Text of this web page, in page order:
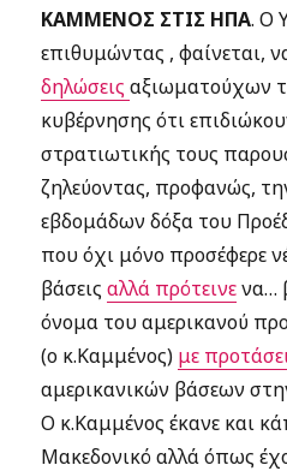
ΚΑΜΜΕΝΟΣ ΣΤΙΣ ΗΠΑ. Ο
επιθυμώντας , φαίνεται,
δηλώσειςαξιωματούχων
κυβέρνησης ότι
στρατιωτικής τους
ζηλεύοντας, προφανώς,
εβδομάδων δόξα του
που όχι μόνο προσέφερε
βάσειςαλλά πρότεινενα…
όνομα του αμερικανού
(ο κ.Καμμένος) με
αμερικανικών βάσεων
Ο κ.Καμμένος έκανε και
Μακεδονικό αλλά όπως